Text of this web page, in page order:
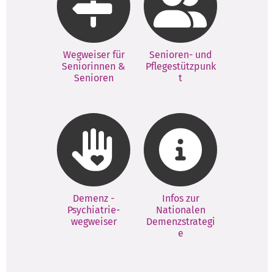
Wegweiser für
Seniorinnen &
Senioren
Senioren- und
Pflegestützpunk
t
Demenz -
Psychiatrie-
wegweiser
Infos zur
Nationalen
Demenzstrategi
e